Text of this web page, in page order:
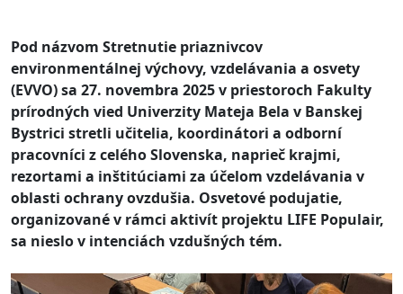
Pod názvom Stretnutie priaznivcov
environmentálnej výchovy, vzdelávania a osvety
(EVVO) sa 27. novembra 2025 v priestoroch Fakulty
prírodných vied Univerzity Mateja Bela v Banskej
Bystrici stretli učitelia, koordinátori a odborní
pracovníci z celého Slovenska, naprieč krajmi,
rezortami a inštitúciami za účelom vzdelávania v
oblasti ochrany ovzdušia. Osvetové podujatie,
organizované v rámci aktivít projektu LIFE Populair,
sa nieslo v intenciách vzdušných tém.